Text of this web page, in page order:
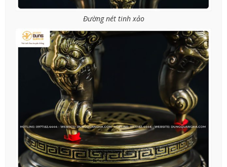
Đường nét tinh xảo